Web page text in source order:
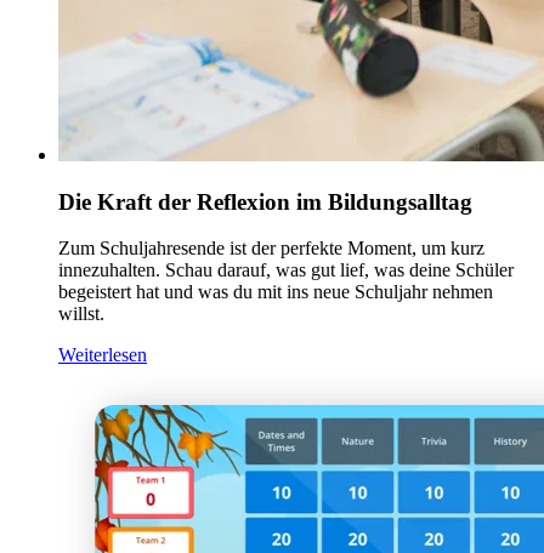
Die Kraft der Reflexion im Bildungsalltag
Zum Schuljahresende ist der perfekte Moment, um kurz
innezuhalten. Schau darauf, was gut lief, was deine Schüler
begeistert hat und was du mit ins neue Schuljahr nehmen
willst.
Weiterlesen